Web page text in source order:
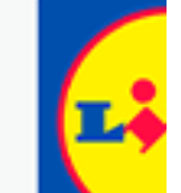
gazetkę
Blix!